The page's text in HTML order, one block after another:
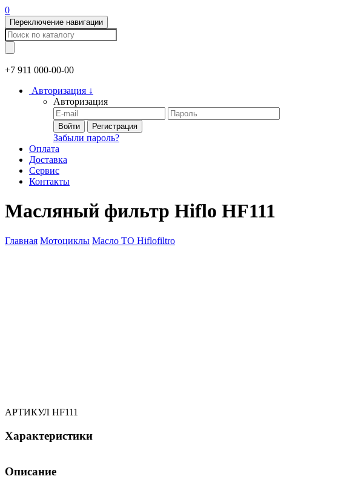
0
Переключение навигации
+7 911 000-00-00
Авторизация ↓
Авторизация
Войти Регистрация
Забыли пароль?
Оплата
Доставка
Сервис
Контакты
Масляный фильтр Hiflo HF111
Главная Мотоциклы Масло ТО Hiflofiltro
АРТИКУЛ HF111
Характеристики
Описание